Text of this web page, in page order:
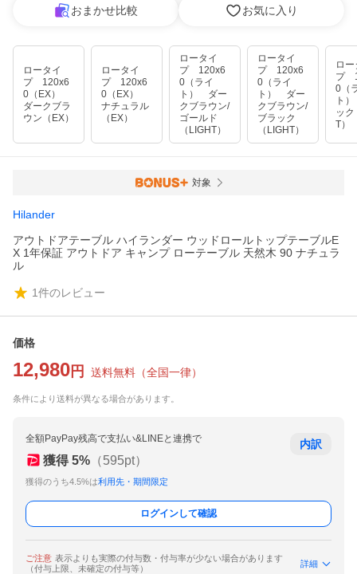
おまかせ比較 お気に入り
ロータイ
プ 120x6
0（EX）
ダークブラ
ウン（EX）
ロータイ
プ 120x6
0（EX）
ナチュラル
（EX）
ロータイ
プ 120x6
0（ライ
ト） ダー
クブラウン/
ゴールド
（LIGHT）
ロータイ
プ 120x6
0（ライ
ト） ダー
クブラウン/
ブラック
（LIGHT）
ロ
プ
0（
ト
ッ
T）
対象
Hilander
アウトドアテーブル ハイランダー ウッドロールトップテーブルE
X 1年保証 アウトドア キャンプ ローテーブル 天然木 90 ナチュラ
ル
1件のレビュー
価格
12,980 円 送料無料 （全国一律）
条件により送料が異なる場合があります。
全額PayPay残高で支払い&LINEと連携で
獲得 5% （595pt）
獲得のうち4.5%は利用先・期間限定
内訳
ログインして確認
ご注意 表示よりも実際の付与数・付与率が少ない場合があります
（付与上限、未確定の付与等）
詳細